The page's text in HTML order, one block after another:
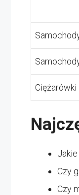
Ciężarówki
Czy
Czy